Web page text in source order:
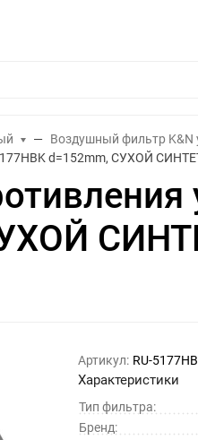
Воздушный фильтр K&N
d=152mm, СУХОЙ
Артикул: RU-
Характеристики
Тип фильтра:
Бренд: